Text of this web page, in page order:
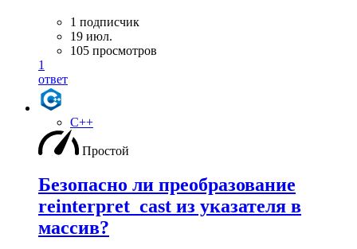
1 подписчик
19 июл.
105 просмотров
1
ответ
C++
Простой
Безопасно ли преобразование
reinterpret_cast из указателя в
массив?